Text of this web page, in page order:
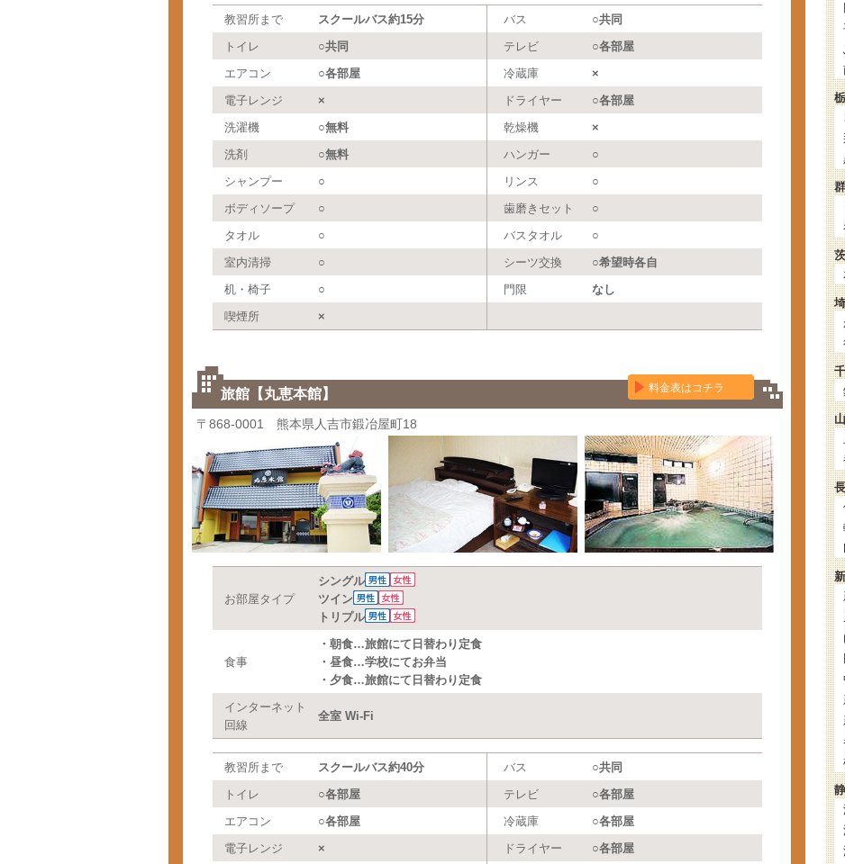
教習所まで スクールバス約15分 バス
○共同
トイレ
○共同 テレビ
○各部屋
エアコン
○各部屋 冷蔵庫
×
電子レンジ
× ドライヤー
○各部屋
洗濯機
○無料 乾燥機
×
洗剤
○無料 ハンガー
○
シャンプー
○ リンス
○
ボディソープ
○ 歯磨きセット
○
タオル
○ バスタオル
○
室内清掃
○ シーツ交換
○希望時各自
机・椅子
○ 門限
なし
喫煙所
×
旅館【丸恵本館】 料金表はコチラ
〒868-0001 熊本県人吉市鍛冶屋町18
お部屋タイプ
シングル
ツイン
トリプル
食事
・朝食…旅館にて日替わり定食
・昼食…学校にてお弁当
・夕食…旅館にて日替わり定食
インターネット
回線
全室 Wi-Fi
教習所まで スクールバス約40分 バス
○共同
トイレ
○各部屋 テレビ
○各部屋
エアコン
○各部屋 冷蔵庫
○各部屋
電子レンジ
× ドライヤー
○各部屋